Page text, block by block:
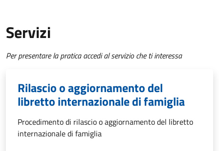
Servizi
Per presentare la pratica accedi al servizio che ti interessa
Rilascio o aggiornamento del
libretto internazionale di famiglia
Procedimento di rilascio o aggiornamento del libretto
internazionale di famiglia